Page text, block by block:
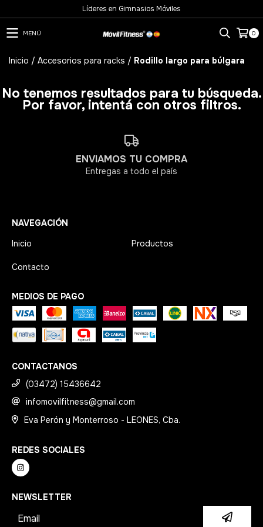
Líderes en Gimnasios Móviles
MENÚ 0
Inicio / Accesorios para racks / Rodillo largo para búlgara
No tenemos resultados para tu búsqueda.
Por favor, intentá con otros filtros.
ENVIAMOS TU COMPRA
Entregas a todo el país
NAVEGACIÓN
Inicio
Productos
Contacto
MEDIOS DE PAGO
CONTACTANOS
(03472) 15436642
infomovilfitness@gmail.com
Eva Perón y Monterroso - LEONES, Cba.
REDES SOCIALES
NEWSLETTER